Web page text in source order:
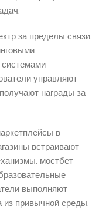
за пределы связи.
управляют
награды за
в
встраивают
мостбет
выполняют
из привычной среды.